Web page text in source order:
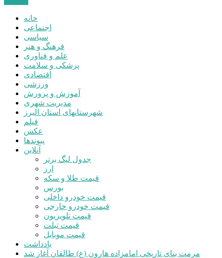
خانه
اجتماعی
سیاسی
فرهنگ و هنر
علم و فناوری
پزشکی و سلامت
اقتصادی
ورزشی
آموزش و پرورش
مدیریت شهری
شهرستانهای استان البرز
فیلم
عکس
پیوندها
آنلاین
جدول لیگ برتر
ارز
قیمت طلا و سکه
بورس
قیمت خودرو داخلی
قیمت خودرو خارجی
قیمت تلویزیون
قیمت تبلت
قیمت موبایل
یادداشت
مرمت بنای تاریخی امامزاده هارون (ع) طالقان آغاز شد